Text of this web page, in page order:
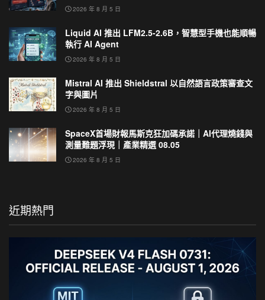
2026 年 8 月 5 日
Liquid AI 推出 LFM2.5-2.6B，智慧型手機也能順暢
執行 AI Agent
2026 年 8 月 5 日
Mistral AI 推出 Shieldstral 以自然語言政策審查文
字與圖片
2026 年 8 月 5 日
SpaceX首場財報馬斯克狂加碼承諾｜AI代理燒錢與
測量難題浮現｜產業精選 08.05
2026 年 8 月 5 日
近期熱門